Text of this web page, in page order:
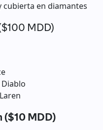
cubierta en diamantes
MDD)
($10 MDD)